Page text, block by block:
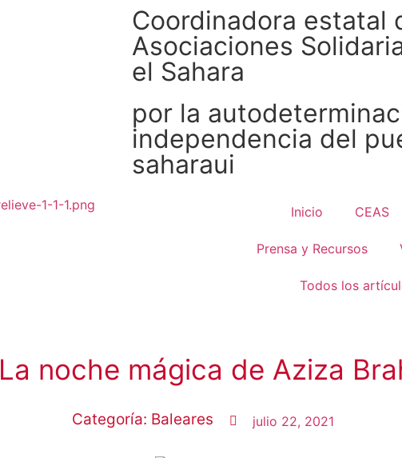
Coordinadora estatal
Asociaciones
el Sahara
por la
independencia del
saharaui
Inicio CEAS
Prensa y Recursos
Todos los
La noche mágica de Aziza
Categoría: Baleares julio 22, 2021